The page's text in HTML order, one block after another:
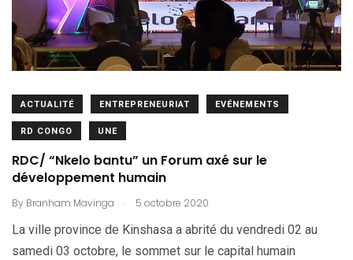
ACTUALITÉ ENTREPRENEURIAT EVÉNEMENTS
RD CONGO UNE
RDC/ “Nkelo bantu” un Forum axé sur le
développement humain
By Branham Mavinga . 5 octobre 2020
La ville province de Kinshasa a abrité du vendredi 02 au
samedi 03 octobre, le sommet sur le capital humain